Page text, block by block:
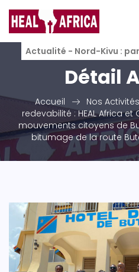
Actualité - Nord-Kivu :
Détail
Accueil Nos Activités
redevabilité : HEAL Africa
mouvements citoyens de
bitumage de la route